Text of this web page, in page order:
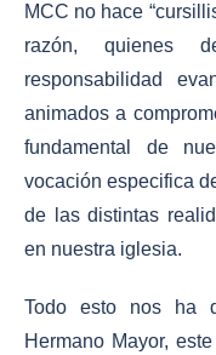
MCC no hace
razón, quienes
responsabilidad
animados a
fundamental de
vocación especifica
de las distintas
en nuestra iglesia.
Todo esto nos ha
Hermano Mayor,